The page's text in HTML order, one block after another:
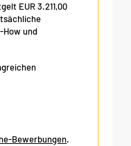
EUR 3.211,00
How und
Bewerbungen.